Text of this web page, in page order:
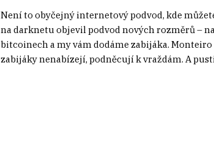
Není to obyčejný internetový podvod, kde
na darknetu objevil podvod nových rozměrů –
bitcoinech a my vám dodáme zabijáka.
zabijáky nenabízejí, podněcují k vraždám. A